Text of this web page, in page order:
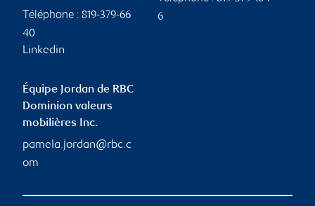
Téléphone : 819-379-66
40
Linkedin
6
Équipe Jordan de RBC
Dominion valeurs
mobilières Inc.
pamela.jordan@rbc.c
om